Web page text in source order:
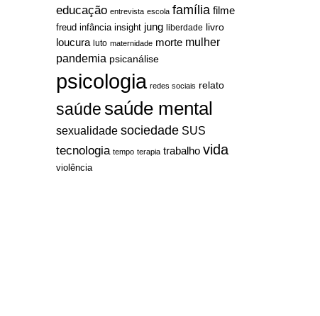
educação entrevista escola família filme
freud infância insight jung liberdade livro
loucura luto maternidade morte mulher
pandemia psicanálise
psicologia redes sociais relato
saúdesaúde mental
sexualidade sociedade SUS
tecnologia tempo terapia trabalho vida
violência